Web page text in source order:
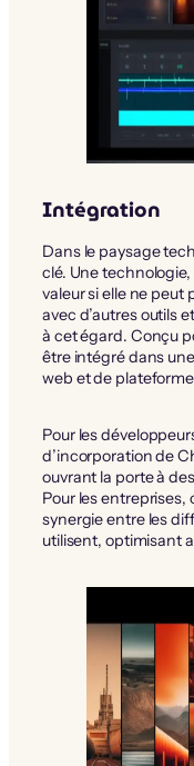
Intégration
Dans le paysage
clé. Une
valeur si elle ne peut
avec d’autres outils
à cet égard. Conçu
être intégré dans
web et de
Pour les
d’incorporation de
ouvrant la porte à
Pour les entreprises,
synergie entre les
utilisent, optimisant